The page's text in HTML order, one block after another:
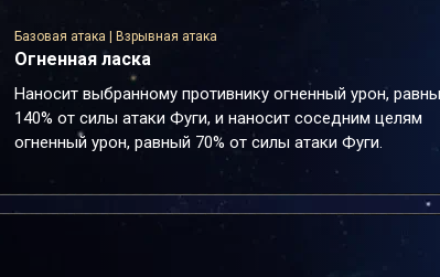
Когда союзник со статусом Молитва лисы выполняет
Фуга имеет базовый шанс 100% понизить защиту
атакованного противника на 23% на 2 хода.
статус опускается до 0, цель снова получает урон
уязвимости.
Пока Фуга находится на поле боя и после того, как
атакует противника с пробитой уязвимостью, урон
стойкости этой атаки конвертируется в 125% урона
Базовая атака | Взрывная атака
Огненная ласка
Наносит выбранному противнику огненный урон,
140% от силы атаки Фуги, и наносит соседним целям
огненный урон, равный 70% от силы атаки Фуги.